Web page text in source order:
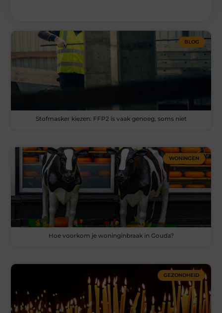
BLOG
Stofmasker kiezen: FFP2 is vaak genoeg, soms niet
WONINGEN
Hoe voorkom je woninginbraak in Gouda?
GEZONDHEID